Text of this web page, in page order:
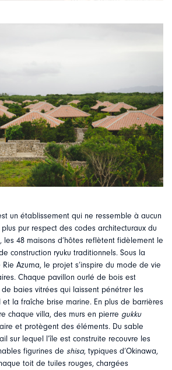
un établissement qui ne ressemble à aucun
pur respect des codes architecturaux du
les 48 maisons d’hôtes reflètent fidèlement le
construction ryuku traditionnels. Sous la
Azuma, le projet s’inspire du mode de vie
Chaque pavillon ourlé de bois est
baies vitrées qui laissent pénétrer les
la fraîche brise marine. En plus de barrières
chaque villa, des murs en pierre gukku
et protègent des éléments. Du sable
sur lequel l’île est construite recouvre les
figurines de shisa, typiques d’Okinawa,
toit de tuiles rouges, chargées